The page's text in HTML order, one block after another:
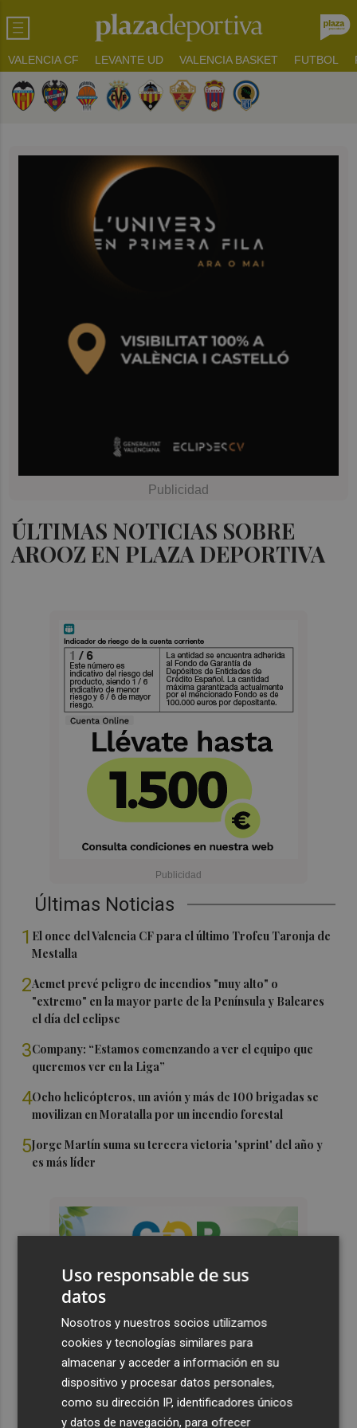
VALENCIA CF LEVANTE UD VALENCIA BASKET FUTBOL
ÚLTIMAS NOTICIAS SOBRE
AROOZ EN PLAZA DEPORTIVA
Últimas Noticias
1 El once del Valencia CF para el último Trofeu Taronja de
Mestalla
2Aemet prevé peligro de incendios "muy alto" o
"extremo" en la mayor parte de la Península y Baleares
el día del eclipse
3Company: “Estamos comenzando a ver el equipo que
queremos ver en la Liga”
4Ocho helicópteros, un avión y más de 100 brigadas se
movilizan en Moratalla por un incendio forestal
5Jorge Martín suma su tercera victoria 'sprint' del año y
es más líder
Uso responsable de sus
datos
Nosotros y nuestros socios utilizamos
cookies y tecnologías similares para
almacenar y acceder a información en su
dispositivo y procesar datos personales,
como su dirección IP, identificadores únicos
y datos de navegación, para ofrecer